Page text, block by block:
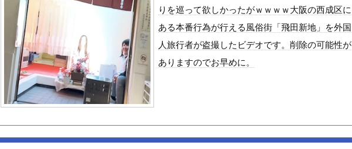
連れて行かれた
中国「大洪水！」中国ダム「決壊」地元民「公式発表より死者多い！」中国政府「住民拘束！...
韓国国会、サッカー前代表監督を追及「なぜ負けたのか」
日本旅行キャンセルすべきか…1万年ぶり史上最大級の火山の兆し＝韓国の反応
うちのネコが目の前にいた。私が上に物を投げるフリをする → 猫はこうなります…
【ファ！？】面接官「日本に刀鍛冶は何人いるか推定してください」 俺「188人です」 ...
【画像】磯部花凛(30)、セクシー声優・井口裕香に対抗してしまうwwww
ハンターハンター強さ議論ってこれで間違い無いんか？
りを巡って欲しかったがｗｗｗｗ大阪の西成区に
ある本番行為が行える風俗街「飛田新地」を外国
人旅行者が盗撮したビデオです。削除の可能性が
ありますのでお早めに。